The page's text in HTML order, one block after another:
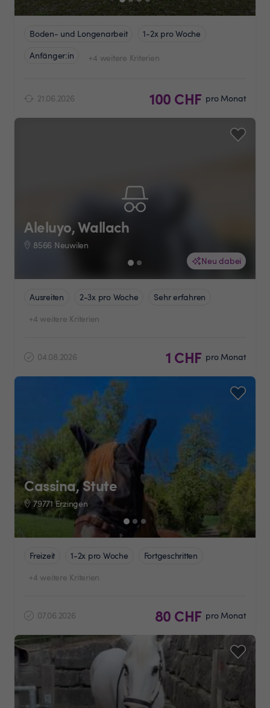
Boden- und Longenarbeit
1-2x pro Woche
Anfänger:in
+4 weitere Kriterien
21.06.2026 100 CHF pro Monat
Neu dabei
Aleluyo, Wallach
8566 Neuwilen
Ausreiten 2-3x pro Woche
Sehr erfahren
+4 weitere Kriterien
04.08.2026 1 CHF pro Monat
Cassina, Stute
79771 Erzingen
Freizeit 1-2x pro Woche
Fortgeschritten
+4 weitere Kriterien
07.06.2026 80 CHF pro Monat